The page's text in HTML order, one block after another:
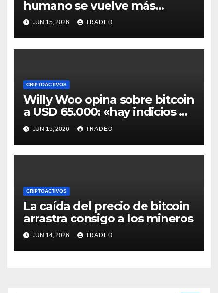
humano se vuelve más
valioso a medida que crece la
IA
JUN 15, 2026 TRADEO
CRIPTOACTIVOS
Willy Woo opina sobre bitcoin
a USD 65.000: «hay indicios de
posible divergencia alcista»
JUN 15, 2026 TRADEO
CRIPTOACTIVOS
La caída del precio de bitcoin
arrastra consigo a los mineros
JUN 14, 2026 TRADEO